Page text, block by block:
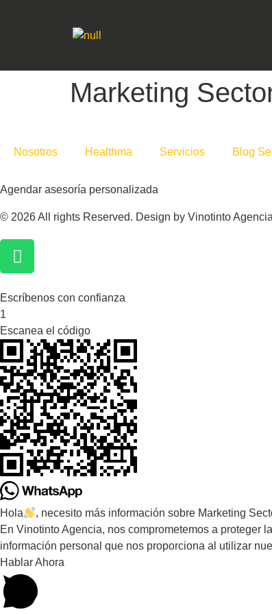
Marketing
Nosotros Healthma Servicios Blog
Agendar asesoría personalizada
© 2026 All rights Reserved. Design by Vinotinto Agencia
Escríbenos con confianza
1
Escanea el código
Hola
, necesito más información sobre Marketing
En Vinotinto Agencia, nos comprometemos a proteger
información personal que nos proporciona al utilizar
Hablar Ahora